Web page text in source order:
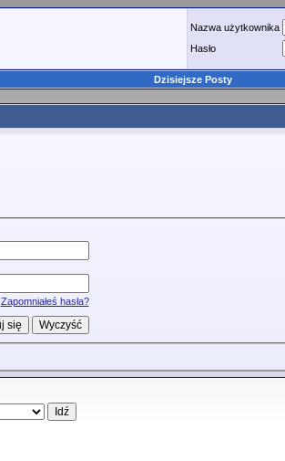
Nazwa użytkownika
Hasło
Dzisiejsze Posty
Zapomniałeś hasła?